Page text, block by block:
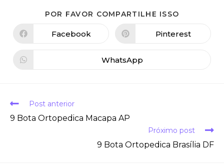
POR FAVOR COMPARTILHE ISSO
Facebook Pinterest
WhatsApp
Post anterior
9 Bota Ortopedica Macapa AP
Próximo post
9 Bota Ortopedica Brasília DF